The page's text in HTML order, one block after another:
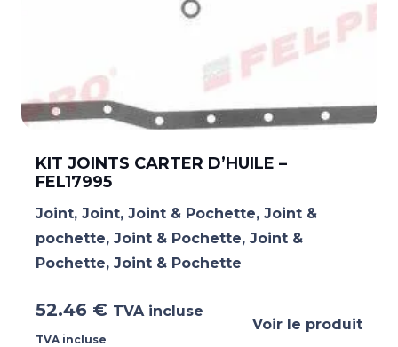
KIT JOINTS CARTER D’HUILE –
FEL17995
Joint, Joint, Joint & Pochette, Joint &
pochette, Joint & Pochette, Joint &
Pochette, Joint & Pochette
52.46 € TVA incluse
TVA incluse
Voir le produit